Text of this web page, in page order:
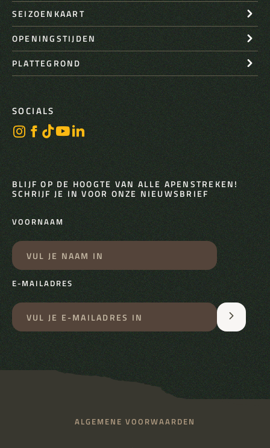
SEIZOENKAART
OPENINGSTIJDEN
PLATTEGROND
SOCIALS
BLIJF OP DE HOOGTE VAN ALLE APENSTREKEN!
SCHRIJF JE IN VOOR ONZE NIEUWSBRIEF
VOORNAAM
E-MAILADRES
ALGEMENE VOORWAARDEN